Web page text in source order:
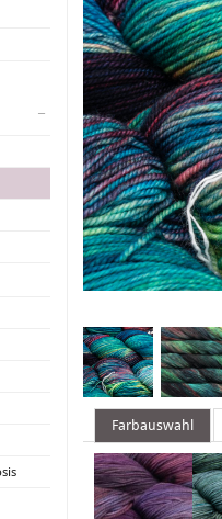
Farbauswahl